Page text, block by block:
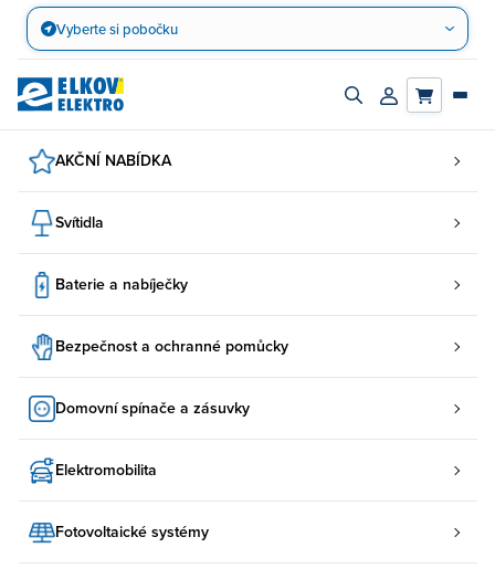
Přejít
obsah
Vyberte si pobočku
Zapnout/vypnout
Přihlásit/
AKČNÍ NABÍDKA
Svítidla
Baterie a nabíječky
Bezpečnost a ochranné pomůcky
Domovní spínače a zásuvky
Elektromobilita
Fotovoltaické systémy